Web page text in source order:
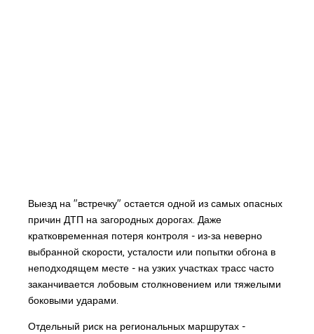
Выезд на "встречку" остается одной из самых опасных
причин ДТП на загородных дорогах. Даже
кратковременная потеря контроля - из‑за неверно
выбранной скорости, усталости или попытки обгона в
неподходящем месте - на узких участках трасс часто
заканчивается лобовым столкновением или тяжелыми
боковыми ударами.
Отдельный риск на региональных маршрутах -